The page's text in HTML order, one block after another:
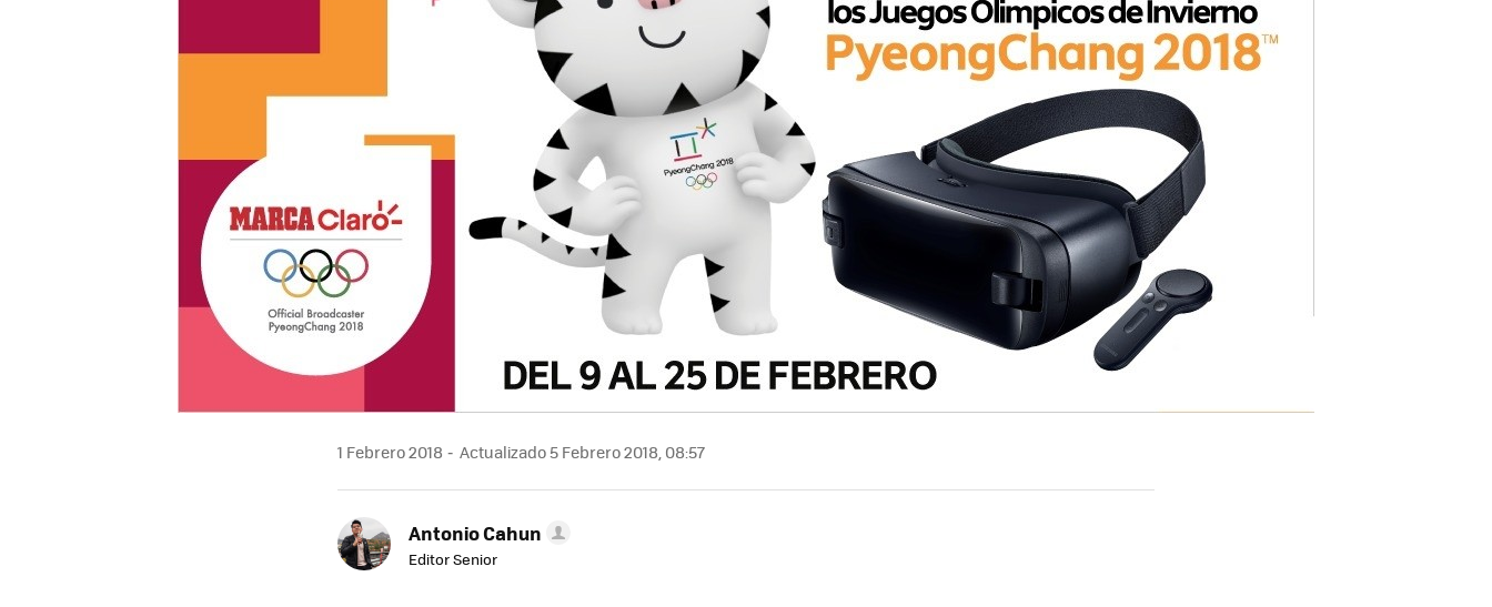
1 Febrero 2018 Actualizado 5 Febrero 2018, 08:57
Antonio Cahun
Editor Senior